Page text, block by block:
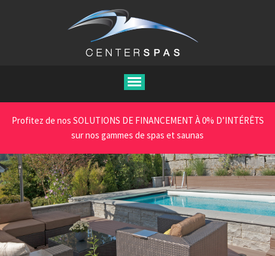
Profitez de nos SOLUTIONS DE FINANCEMENT À 0% D’INTÉRÊTS
sur nos gammes de spas et saunas